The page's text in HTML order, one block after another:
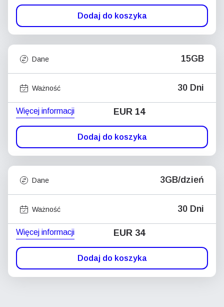
Dodaj do koszyka
Dane 15GB
Ważność 30 Dni
Więcej informacji EUR 14
Dodaj do koszyka
Dane 3GB/dzień
Ważność 30 Dni
Więcej informacji EUR 34
Dodaj do koszyka